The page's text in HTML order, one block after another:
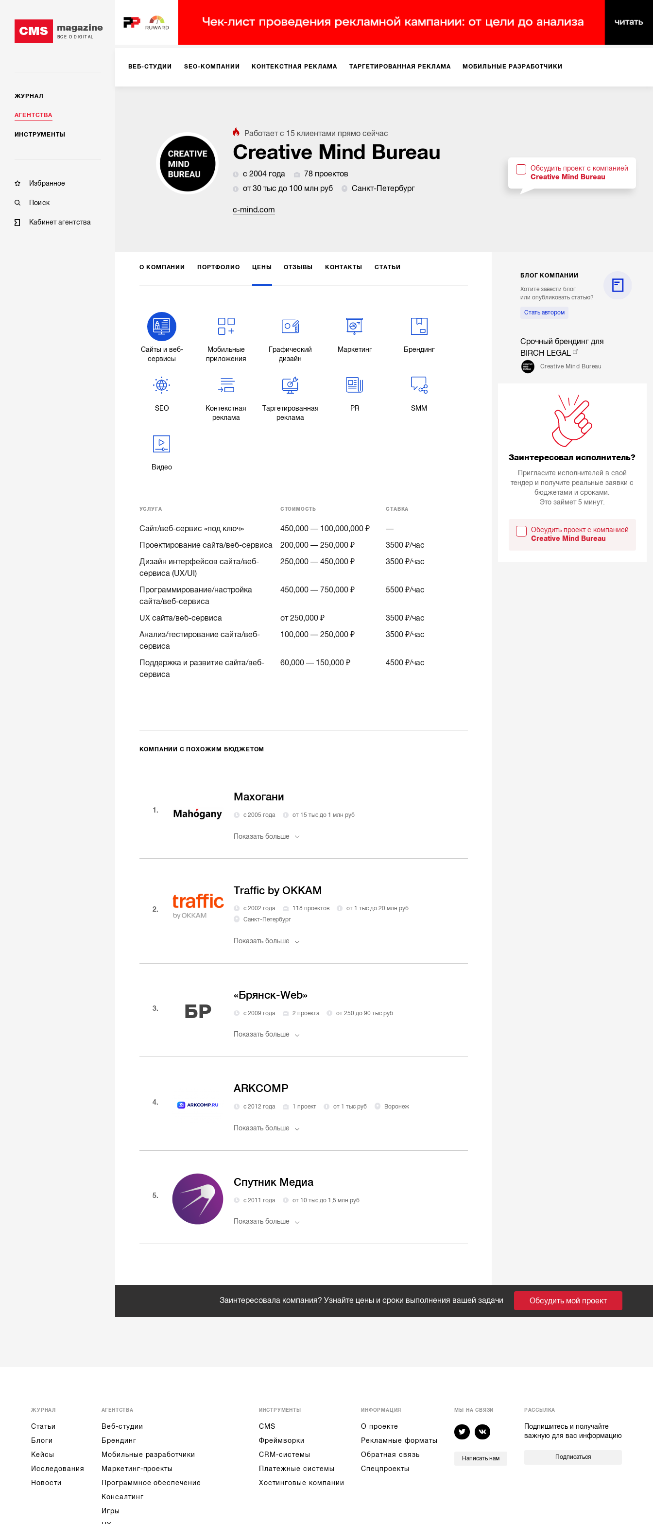
CMS magazine
ВСЕ О DIGITAL
ЖУРНАЛ
АГЕНТСТВА
ИНСТРУМЕНТЫ
Избранное
Поиск
Кабинет агентства
ВЕБ-СТУДИИ SEO-КОМПАНИИ КОНТЕКСТНАЯ РЕКЛАМА ТАРГЕТИРОВАННАЯ РЕКЛАМА МОБИЛЬНЫЕ РАЗРАБОТЧИКИ
РЕКЛАМА НА ИНТЕРНЕТ-ПЛОЩАДКАХ РАБОТА С МАРКЕТПЛЕЙСАМИ ФОТО
КОНСАЛТИНГ VR/AR
Работает с 15 клиентами прямо сейчас
Creative Mind Bureau
с 2004 года
78 проектов
от 30 тыс до 100 млн руб
Санкт-Петербург
c-mind.com
Обсудить проект с компанией
Creative Mind Bureau
О КОМПАНИИ ПОРТФОЛИО ЦЕНЫ ОТЗЫВЫ КОНТАКТЫ СТАТЬИ
Сайты и веб-
сервисы
Мобильные
приложения
Графический
дизайн
Маркетинг Брендинг
SEO
Контекстная
реклама
Таргетированная
реклама
PR SMM
Видео
УСЛУГА СТОИМОСТЬ СТАВКА
Сайт/веб-сервис «под ключ» 450,000 — 100,000,000 ₽
—
Проектирование сайта/веб-сервиса
200,000 — 250,000 ₽ 3500 ₽/час
Дизайн интерфейсов сайта/веб-
сервиса (UX/UI)
250,000 — 450,000 ₽ 3500 ₽/час
Программирование/настройка
сайта/веб-сервиса
450,000 — 750,000 ₽ 5500 ₽/час
UX сайта/веб-сервиса от 250,000 ₽ 3500 ₽/час
Анализ/тестирование сайта/веб-
сервиса
100,000 — 250,000 ₽ 3500 ₽/час
Поддержка и развитие сайта/веб-
сервиса
60,000 — 150,000 ₽ 4500 ₽/час
КОМПАНИИ С ПОХОЖИМ БЮДЖЕТОМ
1.
Махогани
с 2005 года от 15 тыс до 1 млн руб
Показать больше
2.
Traffic by OKKAM
с 2002 года 118 проектов
от 1 тыс до 20 млн руб
Санкт-Петербург
Показать больше
3. БР
«Брянск-Web»
с 2009 года 2 проекта от 250 до 90 тыс руб
Показать больше
4.
ARKCOMP
с 2012 года 1 проект от 1 тыс руб Воронеж
Показать больше
5.
Спутник Медиа
с 2011 года от 10 тыс до 1,5 млн руб
Показать больше
БЛОГ КОМПАНИИ
Хотите завести блог
или опубликовать статью?
Стать автором
Срочный брендинг для
BIRCH LEGAL
Creative Mind Bureau
Заинтересовал исполнитель?
Пригласите исполнителей в свой
тендер и получите реальные заявки с
бюджетами и сроками.
Это займет 5 минут.
Обсудить проект с компанией
Creative Mind Bureau
Заинтересовала компания? Узнайте цены и сроки выполнения вашей задачи Обсудить мой проект
ЖУРНАЛ
Статьи
Блоги
Кейсы
Исследования
Новости
АГЕНТСТВА
Веб-студии
Брендинг
Мобильные разработчики
Маркетинг-проекты
Программное обеспечение
Консалтинг
Игры
ИНСТРУМЕНТЫ
CMS
Фреймворки
CRM-системы
Платежные системы
Хостинговые компании
ИНФОРМАЦИЯ
О проекте
Рекламные форматы
Обратная связь
Спецпроекты
МЫ НА СВЯЗИ
Написать нам
РАССЫЛКА
Подпишитесь и получайте
важную для вас информацию
Подписаться